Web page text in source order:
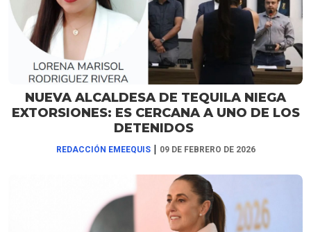
NUEVA ALCALDESA DE TEQUILA NIEGA
EXTORSIONES: ES CERCANA A UNO DE LOS
DETENIDOS
REDACCIÓN EMEEQUIS | 09 DE FEBRERO DE 2026